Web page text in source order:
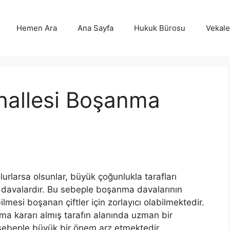
Hemen Ara Ana Sayfa Hukuk Bürosu
Boşanma
olsunlar, büyük çoğunlukla tarafları
Bu sebeple boşanma davalarının
boşanan çiftler için zorlayıcı olabilmektedir.
kararı almış tarafın alanında uzman bir